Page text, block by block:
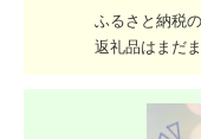
ふるさと納税
返礼品はまだ